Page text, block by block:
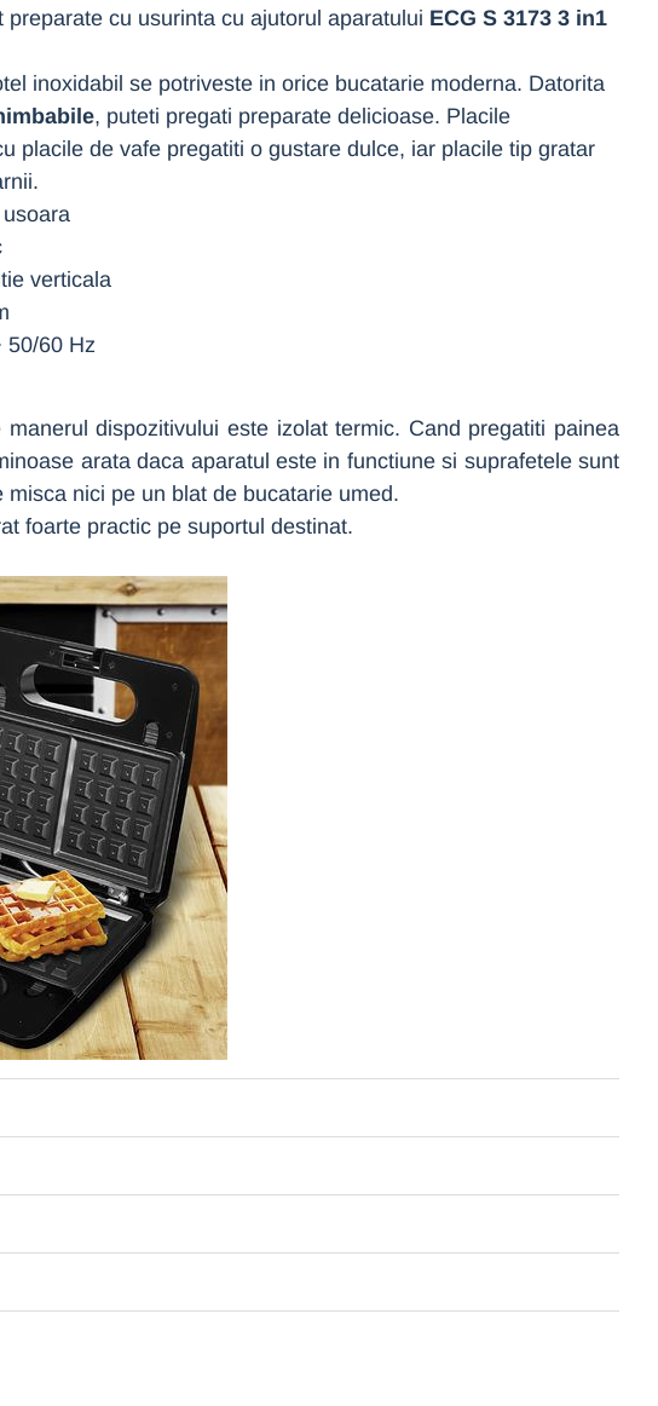
cu usurinta cu ajutorul aparatului ECG S 3173 3 in1
inoxidabil se potriveste in orice bucatarie moderna. Datorita
, puteti pregati preparate delicioase. Placile
placile de vafe pregatiti o gustare dulce, iar placile tip gratar
verticala
50/60 Hz
dispozitivului este izolat termic. Cand pregatiti painea
arata daca aparatul este in functiune si suprafetele sunt
nici pe un blat de bucatarie umed.
foarte practic pe suportul destinat.